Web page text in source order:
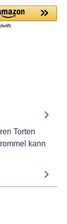
Torten
kann